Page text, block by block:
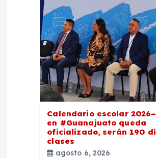
Calendario escolar
en #Guanajuato queda
oficializado, serán 190
clases
agosto 6, 2026